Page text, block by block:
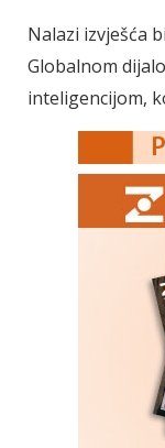
Nalazi izvješća
Globalnom
inteligencijom,